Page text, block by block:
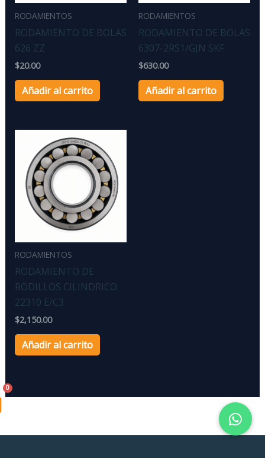
RODAMIENTOS
RODAMIENTO DE BOLAS
626 ZZ
$20.00
Añadir al carrito
RODAMIENTOS
RODAMIENTO DE BOLAS
6307-2RS1/GJN SKF
$630.00
Añadir al carrito
RODAMIENTOS
RODAMIENTO DE
RODILLOS CILINDRICO
22310 E/C3
$2,150.00
Añadir al carrito